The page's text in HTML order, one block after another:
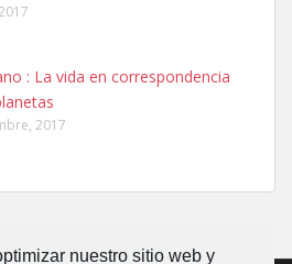
nuestro sitio web y
papillera, asustada tiene miedo a la
: La vida en correspondencia
2017